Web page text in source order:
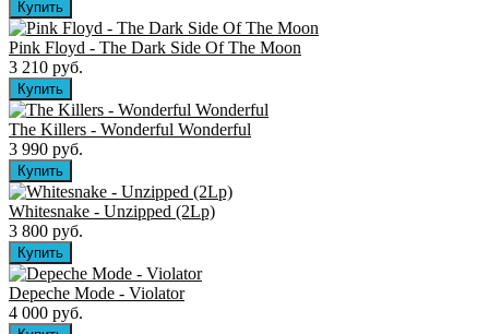
Pink Floyd - The Dark Side Of The Moon
3 210 руб.
The Killers ‎- Wonderful Wonderful
3 990 руб.
Whitesnake - Unzipped (2Lp)
3 800 руб.
Depeche Mode - Violator
4 000 руб.